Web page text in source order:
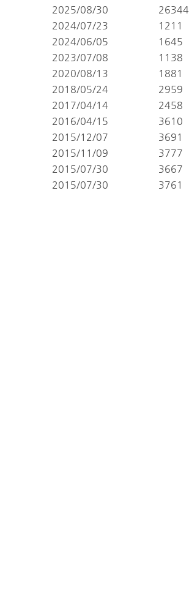
2025/08/30
26344
2024/07/23
1211
2024/06/05
1645
2023/07/08
1138
2020/08/13
1881
2018/05/24
2959
2017/04/14
2458
2016/04/15
3610
2015/12/07
3691
2015/11/09
3777
2015/07/30
3667
2015/07/30 3761